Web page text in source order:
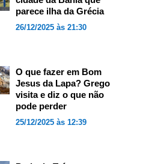
parece ilha da Grécia
26/12/2025 às 21:30
O que fazer em Bom
Jesus da Lapa? Grego
visita e diz o que não
pode perder
25/12/2025 às 12:39